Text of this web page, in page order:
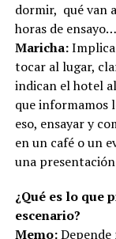
dormir, qué van
horas de ensayo…
Maricha:Implica
tocar al lugar,
indican el hotel
que informamos
eso, ensayar y
en un café o un
una
¿Qué es lo que
escenario?
Memo:Depende